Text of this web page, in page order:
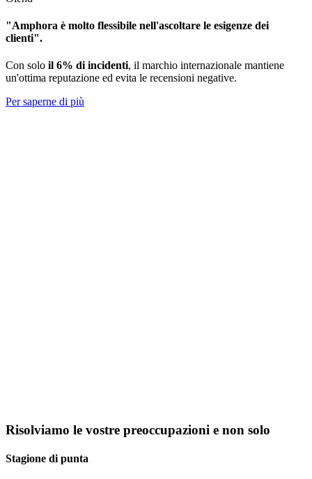
"Amphora è molto flessibile nell'ascoltare le esigenze dei
clienti".
Con solo il 6% di incidenti, il marchio internazionale mantiene
un'ottima reputazione ed evita le recensioni negative.
Per saperne di più
Risolviamo le vostre preoccupazioni e non solo
Stagione di punta